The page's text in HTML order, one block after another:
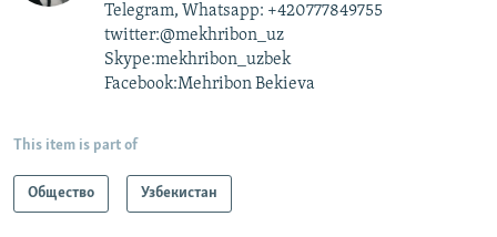
Telegram, Whatsapp: +420777849755
twitter:@mekhribon_uz
Skype:mekhribon_uzbek
Facebook:Mehribon Bekieva​
This item is part of
Общество Узбекистан